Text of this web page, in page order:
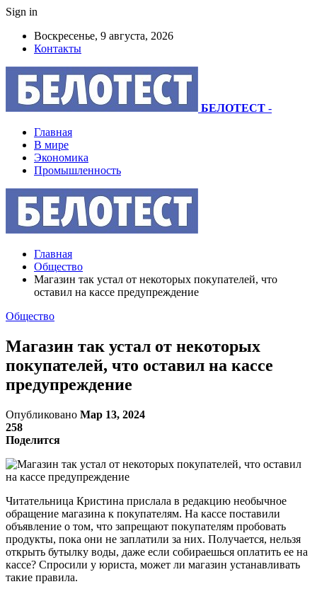
Sign in
Воскресенье, 9 августа, 2026
Контакты
БЕЛОТЕСТ -
Главная
В мире
Экономика
Промышленность
Главная
Общество
Магазин так устал от некоторых покупателей, что
оставил на кассе предупреждение
Общество
Магазин так устал от некоторых
покупателей, что оставил на кассе
предупреждение
Опубликовано Мар 13, 2024
258
Поделится
Читательница Кристина прислала в редакцию необычное
обращение магазина к покупателям. На кассе поставили
объявление о том, что запрещают покупателям пробовать
продукты, пока они не заплатили за них. Получается, нельзя
открыть бутылку воды, даже если собираешься оплатить ее на
кассе? Спросили у юриста, может ли магазин устанавливать
такие правила.